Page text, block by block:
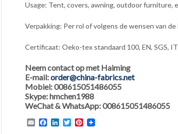
Usage: Tent, covers, awning, outdoor furniture,
Verpakking: Per rol of volgens de wensen van de
Certificaat: Oeko-tex standaard 100, EN, SGS,
Neem contact op met Haiming
E-mail:order@china-fabrics.net
Mobiel: 008615051486055
Skype: hmchen1988
WeChat & WhatsApp: 008615051486055
EmailFacebook
LinkedIn
TwitterPinterest